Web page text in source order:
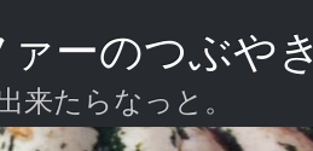
ーのつぶやき
来たらなっと。